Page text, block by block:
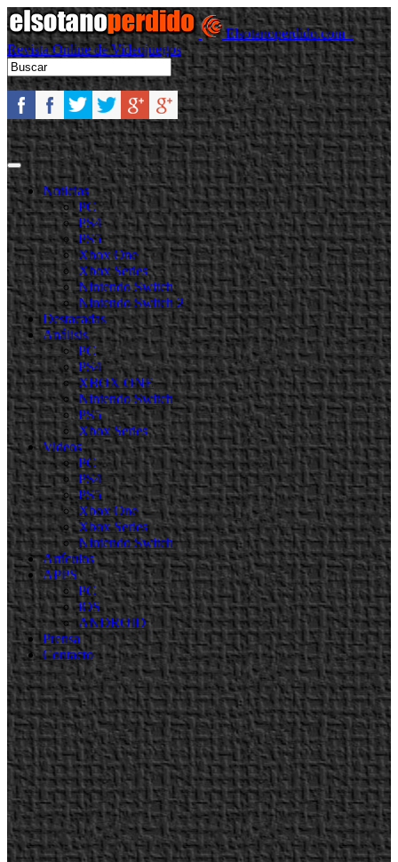
Elsotanoperdido.com -
Revista Online de Videojuegos
Noticias
PC
PS4
PS5
Xbox One
Xbox Series
Nintendo Switch
Nintendo Switch 2
Destacadas
Análisis
PC
PS4
XBOX ONE
Nintendo Switch
PS5
Xbox Series
Videos
PC
PS4
PS5
Xbox One
Xbox Series
Nintendo Switch
Artículos
APPS
PC
iOS
ANDROID
Prensa
Contacto